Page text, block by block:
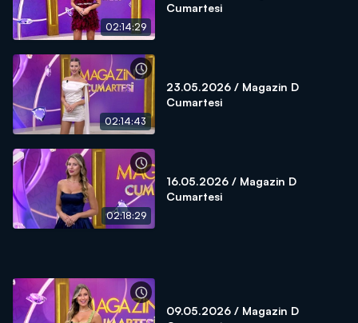
02:14:29
Cumartesi
02:14:43
23.05.2026 / Magazin D
Cumartesi
02:18:29
16.05.2026 / Magazin D
Cumartesi
09.05.2026 / Magazin D